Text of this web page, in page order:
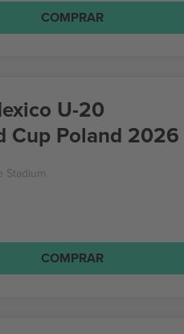
COMPRAR
U-20
Cup Poland 2026
Stadium
COMPRAR